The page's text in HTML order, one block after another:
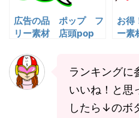
広告の品 ポップ フ
リー素材 店頭pop
お
ー
ランキングに
いいね！と思
したら↓のボ